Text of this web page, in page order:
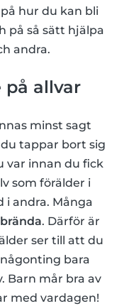
på hur du kan bli
på så sätt hjälpa
andra.
på allvar
minst sagt
tappar bort sig
var innan du fick
som förälder i
i andra. Många
. Därför är
ser till att du
bara
Barn mår bra av
med vardagen!